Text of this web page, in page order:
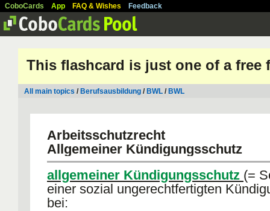
CoboCards App FAQ & Wishes Feedback
This flashcard is just one of a free
All main topics / Berufsausbildung / BWL / BWL
Arbeitsschutzrecht
Allgemeiner Kündigungsschutz
allgemeiner Kündigungsschutz (=
einer sozial ungerechtfertigten
bei: